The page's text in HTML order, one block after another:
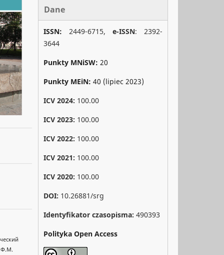
Ф.М.
Dane
ISSN: 2449-6715, e-ISSN: 2392-
3644
Punkty MNiSW: 20
Punkty MEiN: 40 (lipiec 2023)
ICV 2024: 100.00
ICV 2023: 100.00
ICV 2022: 100.00
ICV 2021: 100.00
ICV 2020: 100.00
DOI: 10.26881/srg
Identyfikator czasopisma: 490393
Polityka Open Access